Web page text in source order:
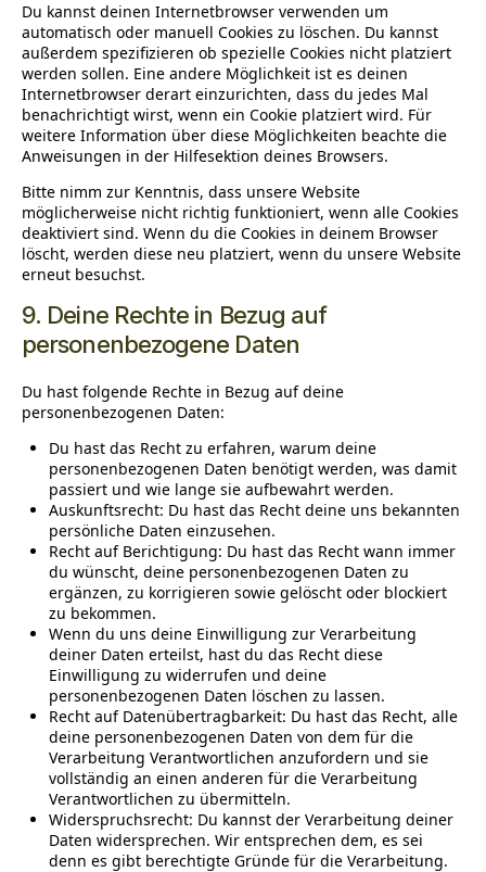
Du kannst deinen Internetbrowser verwenden um
automatisch oder manuell Cookies zu löschen. Du kannst
außerdem spezifizieren ob spezielle Cookies nicht platziert
werden sollen. Eine andere Möglichkeit ist es deinen
Internetbrowser derart einzurichten, dass du jedes Mal
benachrichtigt wirst, wenn ein Cookie platziert wird. Für
weitere Information über diese Möglichkeiten beachte die
Anweisungen in der Hilfesektion deines Browsers.
Bitte nimm zur Kenntnis, dass unsere Website
möglicherweise nicht richtig funktioniert, wenn alle Cookies
deaktiviert sind. Wenn du die Cookies in deinem Browser
löscht, werden diese neu platziert, wenn du unsere Website
erneut besuchst.
9. Deine Rechte in Bezug auf
personenbezogene Daten
Du hast folgende Rechte in Bezug auf deine
personenbezogenen Daten:
Du hast das Recht zu erfahren, warum deine
personenbezogenen Daten benötigt werden, was damit
passiert und wie lange sie aufbewahrt werden.
Auskunftsrecht: Du hast das Recht deine uns bekannten
persönliche Daten einzusehen.
Recht auf Berichtigung: Du hast das Recht wann immer
du wünscht, deine personenbezogenen Daten zu
ergänzen, zu korrigieren sowie gelöscht oder blockiert
zu bekommen.
Wenn du uns deine Einwilligung zur Verarbeitung
deiner Daten erteilst, hast du das Recht diese
Einwilligung zu widerrufen und deine
personenbezogenen Daten löschen zu lassen.
Recht auf Datenübertragbarkeit: Du hast das Recht, alle
deine personenbezogenen Daten von dem für die
Verarbeitung Verantwortlichen anzufordern und sie
vollständig an einen anderen für die Verarbeitung
Verantwortlichen zu übermitteln.
Widerspruchsrecht: Du kannst der Verarbeitung deiner
Daten widersprechen. Wir entsprechen dem, es sei
denn es gibt berechtigte Gründe für die Verarbeitung.